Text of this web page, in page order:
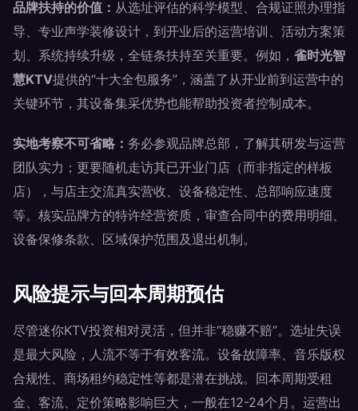
品牌扶持的价值： 从选址评估的科学模型、合规证照办理指
导、专业声学装修设计，到开业后的运营培训、活动方案策
划、系统持续升级，全链条扶持至关重要。例如， 雀时光智
慧KTV提供的“十大全包服务”，涵盖了从开业前到运营中的
关键环节，其设备集采优势也能帮助投资者控制成本。
实地考察不可省略： 务必参观品牌总部，了解其研发与运营
团队实力；更要随机走访其已开业门店（而非指定的样板
店），与店主交流真实营收、设备稳定性、总部响应速度
等。核实品牌方的特许经营资质，审查合同中的费用明细、
设备保修条款、区域保护范围及退出机制。
风险提示与回本周期预估
尽管迷你KTV投资相对灵活，但并非“稳赚不赔”。选址失误
是最大风险，人流不等于有效客流。设备故障率、音乐版权
合规性、商场租约稳定性等都是潜在挑战。回本周期受租
金、客流、定价策略影响巨大，一般在12-24个月。运营出